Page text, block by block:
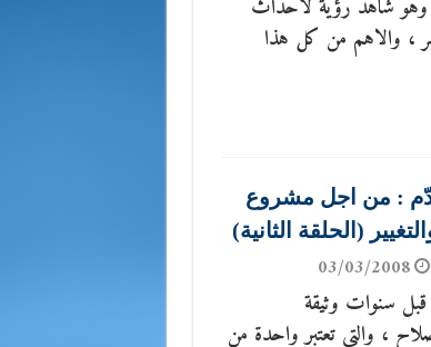
وهو شاهد رؤية لأحداث
، والاهم من كل هذا
: من اجل مشروع
(الحلقة الثانية)
03/03/2008
سنوات وثيقة
، والتي تعتبر واحدة من